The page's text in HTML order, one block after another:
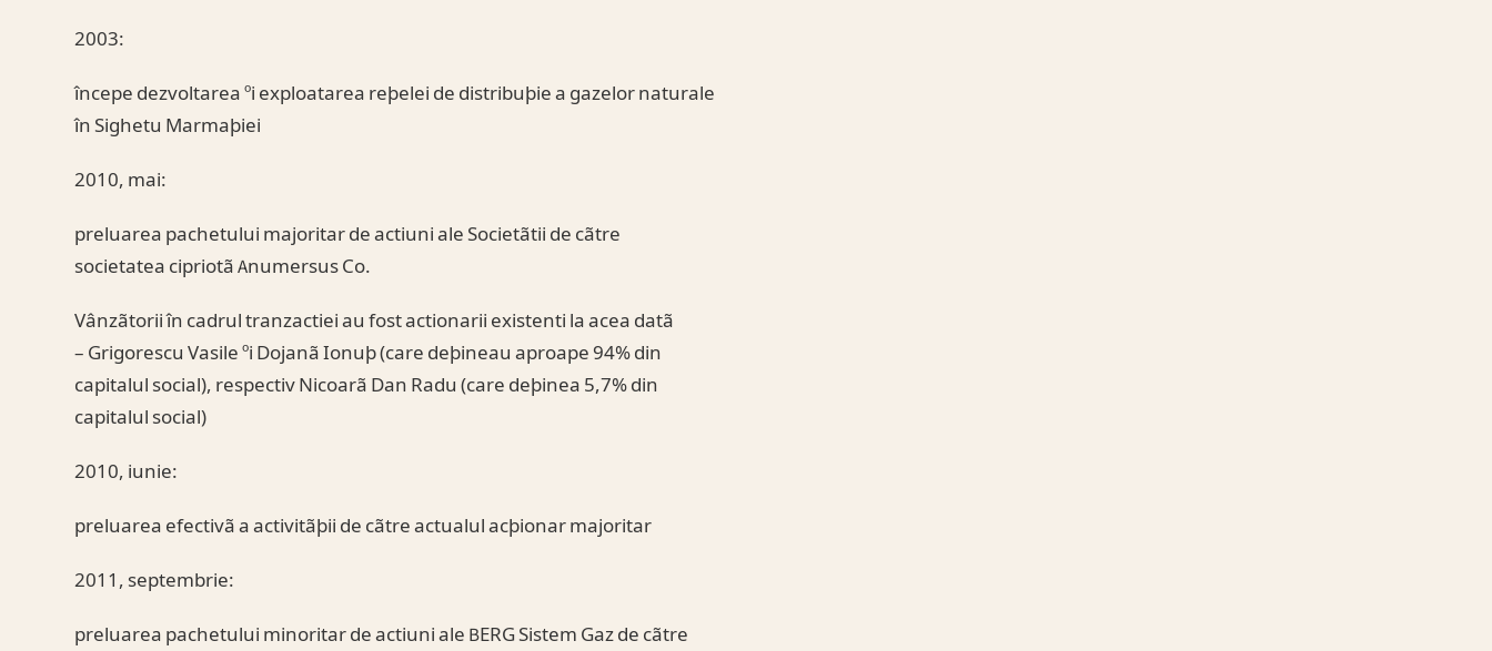
2003:
începe dezvoltarea ºi exploatarea reþelei de distribuþie a gazelor naturale
în Sighetu Marmaþiei
2010, mai:
preluarea pachetului majoritar de actiuni ale Societãtii de cãtre
societatea cipriotã Anumersus Co.
Vânzãtorii în cadrul tranzactiei au fost actionarii existenti la acea datã
– Grigorescu Vasile ºi Dojanã Ionuþ (care deþineau aproape 94% din
capitalul social), respectiv Nicoarã Dan Radu (care deþinea 5,7% din
capitalul social)
2010, iunie:
preluarea efectivã a activitãþii de cãtre actualul acþionar majoritar
2011, septembrie:
preluarea pachetului minoritar de actiuni ale BERG Sistem Gaz de cãtre